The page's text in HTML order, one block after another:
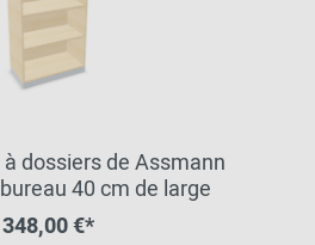
dossiers de Assmann
40 cm de large
348,00 €*